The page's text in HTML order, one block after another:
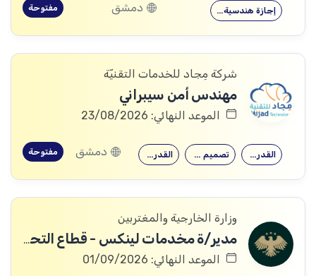
إجازة هندسية… دمشق مفتوحة
شركة مِجاد للخدمات التقنيّة
مهندس أمن سيبراني
الموعد النهائي: 23/08/2026
القدرة على… تصميم وتنفيذ… القدرة على… دمشق مفتوحة
وزارة الخارجية والمغتربين
مدير/ة مخدمات لينكس - قطاع التحول الرقمي
الموعد النهائي: 01/09/2026